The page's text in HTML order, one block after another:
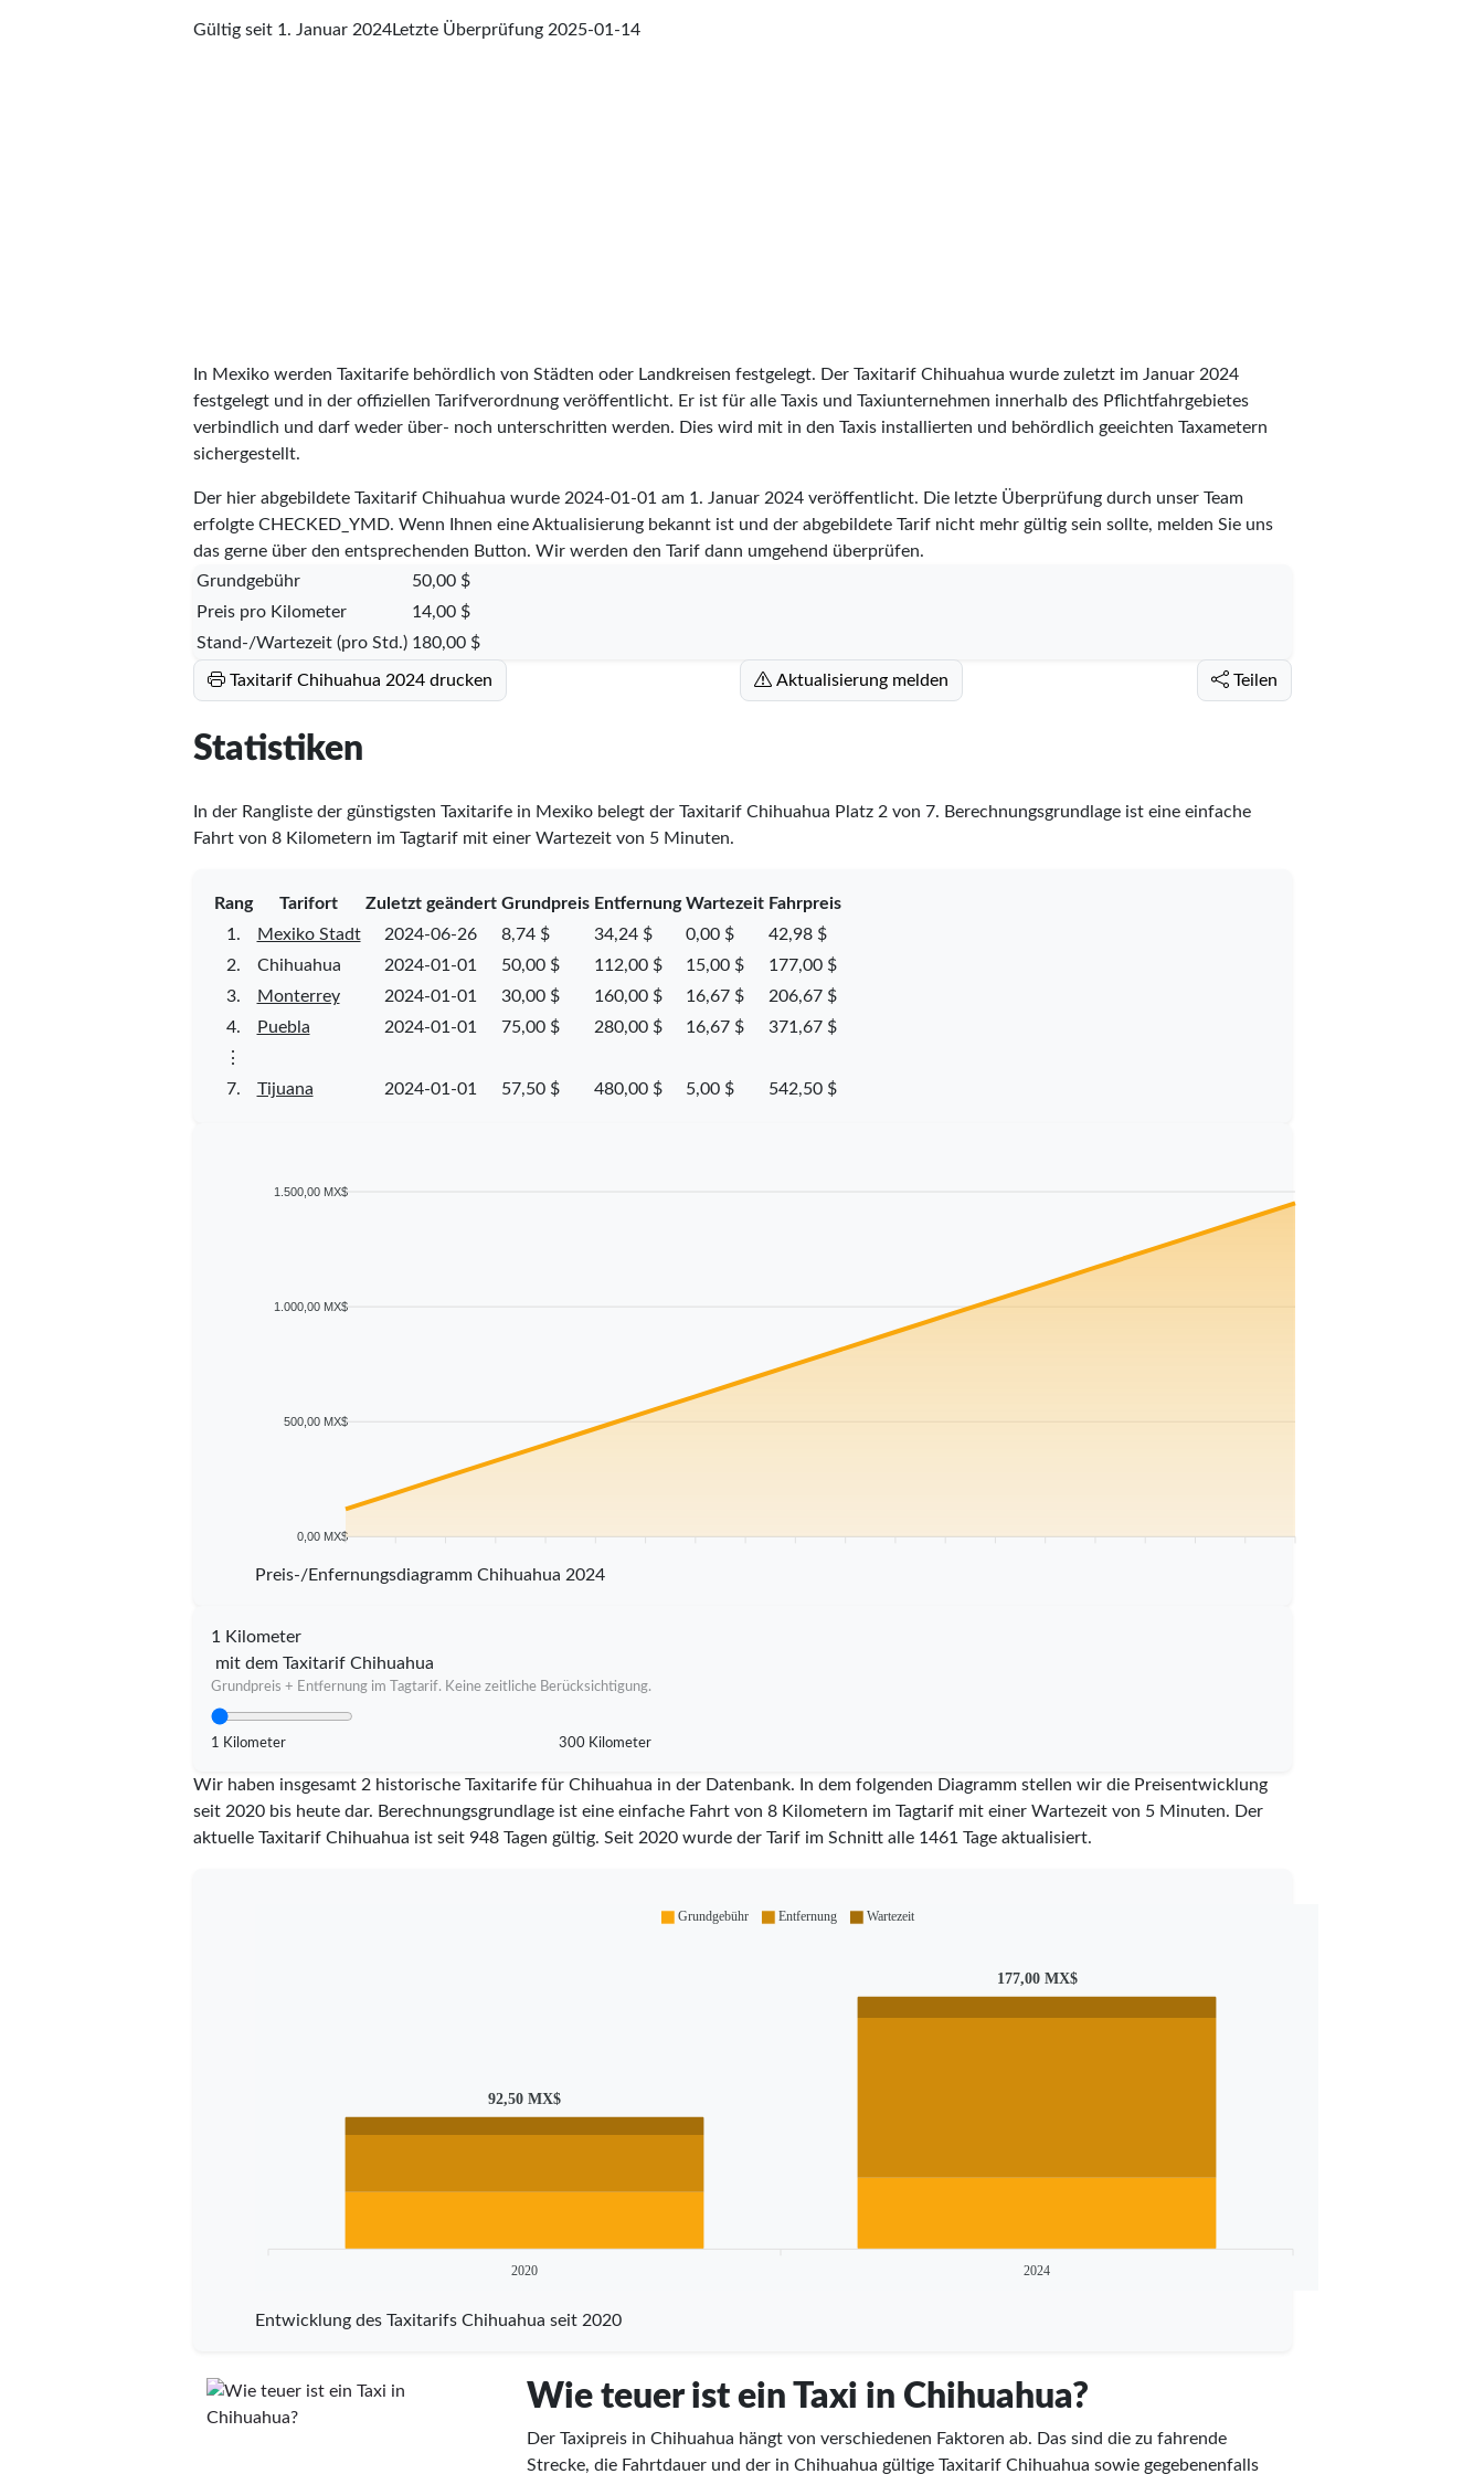
Gültig seit 1. Januar 2024Letzte Überprüfung 2025-01-14
In Mexiko werden Taxitarife behördlich von Städten oder Landkreisen festgelegt. Der Taxitarif Chihuahua wurde zuletzt im Januar 2024
festgelegt und in der offiziellen Tarifverordnung veröffentlicht. Er ist für alle Taxis und Taxiunternehmen innerhalb des Pflichtfahrgebietes
verbindlich und darf weder über- noch unterschritten werden. Dies wird mit in den Taxis installierten und behördlich geeichten Taxametern
sichergestellt.
Der hier abgebildete Taxitarif Chihuahua wurde 2024-01-01 am 1. Januar 2024 veröffentlicht. Die letzte Überprüfung durch unser Team
erfolgte CHECKED_YMD. Wenn Ihnen eine Aktualisierung bekannt ist und der abgebildete Tarif nicht mehr gültig sein sollte, melden Sie uns
das gerne über den entsprechenden Button. Wir werden den Tarif dann umgehend überprüfen.
Grundgebühr
50,00 $
Preis pro Kilometer
14,00 $
Stand-/Wartezeit (pro Std.) 180,00 $
Taxitarif Chihuahua 2024 drucken Aktualisierung melden Teilen
Statistiken
In der Rangliste der günstigsten Taxitarife in Mexiko belegt der Taxitarif Chihuahua Platz 2 von 7. Berechnungsgrundlage ist eine einfache
Fahrt von 8 Kilometern im Tagtarif mit einer Wartezeit von 5 Minuten.
Rang Tarifort Zuletzt geändert Grundpreis Entfernung Wartezeit Fahrpreis
1.
Mexiko Stadt 2024-06-26 8,74 $ 34,24 $ 0,00 $
42,98 $
2.
Chihuahua 2024-01-01 50,00 $ 112,00 $ 15,00 $
177,00 $
3.
Monterrey 2024-01-01 30,00 $ 160,00 $ 16,67 $
206,67 $
4.
Puebla 2024-01-01 75,00 $ 280,00 $ 16,67 $
371,67 $
⋮
7.
Tijuana 2024-01-01 57,50 $ 480,00 $ 5,00 $ 542,50 $
1.500,00 MX$
1.000,00 MX$
500,00 MX$
0,00 MX$
Preis-/Enfernungsdiagramm Chihuahua 2024
1 Kilometer
mit dem Taxitarif Chihuahua
Grundpreis + Entfernung im Tagtarif. Keine zeitliche Berücksichtigung.
1 Kilometer 300 Kilometer
Wir haben insgesamt 2 historische Taxitarife für Chihuahua in der Datenbank. In dem folgenden Diagramm stellen wir die Preisentwicklung
seit 2020 bis heute dar. Berechnungsgrundlage ist eine einfache Fahrt von 8 Kilometern im Tagtarif mit einer Wartezeit von 5 Minuten. Der
aktuelle Taxitarif Chihuahua ist seit 948Tagen gültig. Seit 2020wurde der Tarif im Schnitt alle 1461 Tage aktualisiert.
92,50 MX$
177,00 MX$
2020 2024
Grundgebühr Entfernung Wartezeit
Entwicklung des Taxitarifs Chihuahua seit 2020
Wie teuer ist ein Taxi in Chihuahua?
Der Taxipreis in Chihuahua hängt von verschiedenen Faktoren ab. Das sind die zu fahrende
Strecke, die Fahrtdauer und der in Chihuahua gültige Taxitarif Chihuahua sowie gegebenenfalls